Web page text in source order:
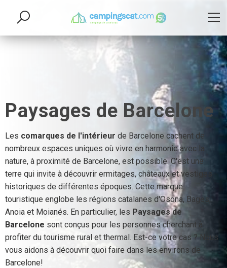
Paysages de Barcelone
Les comarques de l'intérieur de Barcelone cachent de
nombreux espaces uniques où vivre en harmonie avec la
nature, à proximité de Barcelone, est possible. C'est une
terre qui invite à découvrir ermitages, châteaux et vestiges
historiques de différentes époques. Cette marque
touristique englobe les régions catalanes d'Osona, Bages,
Anoia et Moianés. En particulier, les Paysages de
Barcelone sont conçus pour les personnes cherchant à
profiter du tourisme rural et thermal. Est-ce votre cas ? Nous
vous aidons à découvrir quoi faire dans les environs de
Barcelone!